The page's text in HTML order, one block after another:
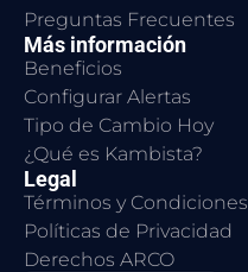
Preguntas Frecuentes
Más información
Beneficios
Configurar Alertas
Tipo de Cambio Hoy
¿Qué es Kambista?
Legal
Términos y Condiciones
Políticas de Privacidad
Derechos ARCO